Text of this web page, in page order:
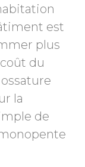
est
plus
du
la
de